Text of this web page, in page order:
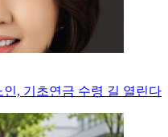
, 기초연금 수령 길 열린다